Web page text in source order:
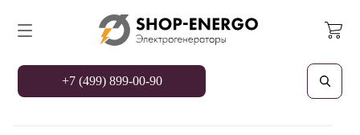
+7 (499) 899-00-90